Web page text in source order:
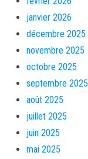
janvier 2026
décembre 2025
novembre 2025
octobre 2025
septembre 2025
août 2025
juillet 2025
juin 2025
mai 2025